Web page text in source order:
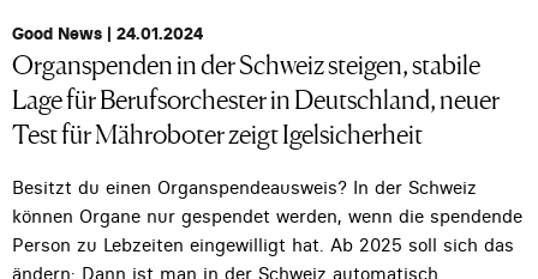
Good News | 24.01.2024
Organspenden in der Schweiz steigen, stabile
Lage für Berufsorchester in Deutschland, neuer
Test für Mähroboter zeigt Igelsicherheit
Besitzt du einen Organspendeausweis? In der Schweiz
können Organe nur gespendet werden, wenn die spendende
Person zu Lebzeiten eingewilligt hat. Ab 2025 soll sich das
ändern: Dann ist man in der Schweiz automatisch